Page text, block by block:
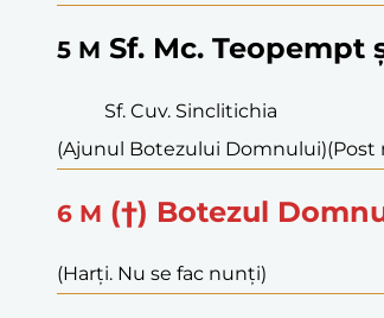
5 M Sf. Mc. Teopempt
Sf. Cuv. Sinclitichia
(Ajunul Botezului Domnului)(Post
6 M (†) Botezul
(Harți. Nu se fac nunți)